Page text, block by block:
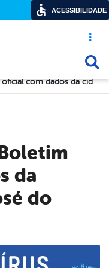
Acesso
CORONAVÍRUS: Boletim oficial com dados da cidade de São José do Belmonte 28/09
da
do
ACESSIBILIDADE